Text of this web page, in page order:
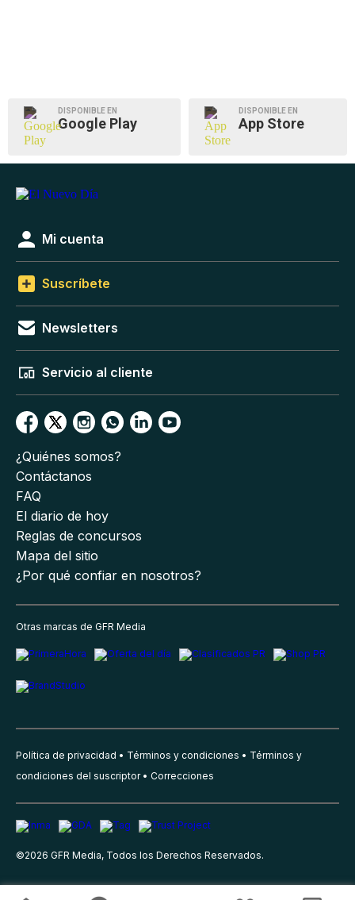
DISPONIBLE EN
Google Play
DISPONIBLE EN
App Store
Mi cuenta
Suscríbete
Newsletters
Servicio al cliente
¿Quiénes somos?
Contáctanos
FAQ
El diario de hoy
Reglas de concursos
Mapa del sitio
¿Por qué confiar en nosotros?
Otras marcas de GFR Media
Política de privacidad Términos y condiciones
Términos y
condiciones del suscriptor
Correcciones
©2026 GFR Media, Todos los Derechos Reservados.